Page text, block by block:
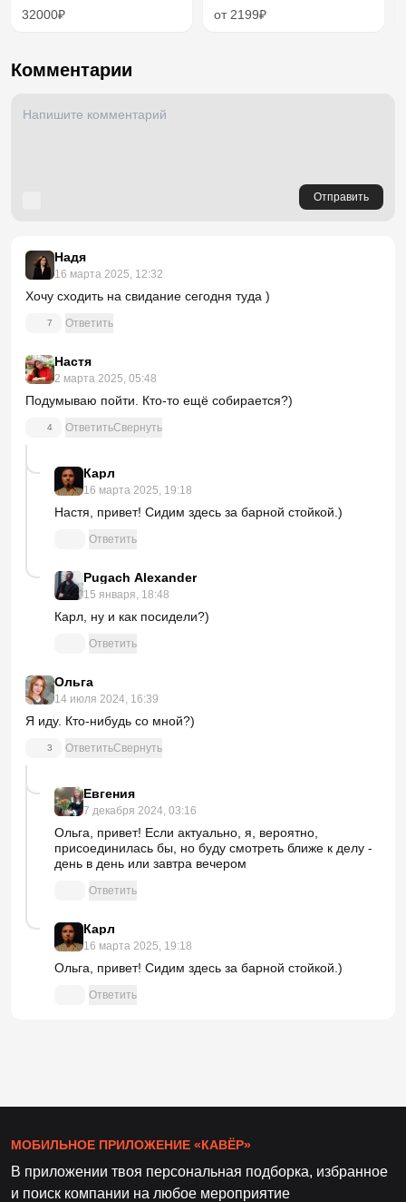
32000₽ от 2199₽
Комментарии
Отправить
Надя
16 марта 2025, 12:32
Хочу сходить на свидание сегодня туда )
7 Ответить
Настя
2 марта 2025, 05:48
Подумываю пойти. Кто-то ещё собирается?)
4 ОтветитьСвернуть
Карл
16 марта 2025, 19:18
Настя, привет! Сидим здесь за барной стойкой.)
Ответить
Pugach Alexander
15 января, 18:48
Карл, ну и как посидели?)
Ответить
Ольга
14 июля 2024, 16:39
Я иду. Кто-нибудь со мной?)
3 ОтветитьСвернуть
Евгения
7 декабря 2024, 03:16
Ольга, привет! Если актуально, я, вероятно,
присоединилась бы, но буду смотреть ближе к делу -
день в день или завтра вечером
Ответить
Карл
16 марта 2025, 19:18
Ольга, привет! Сидим здесь за барной стойкой.)
Ответить
МОБИЛЬНОЕ ПРИЛОЖЕНИЕ «КАВЁР»
В приложении твоя персональная подборка, избранное
и поиск компании на любое мероприятие